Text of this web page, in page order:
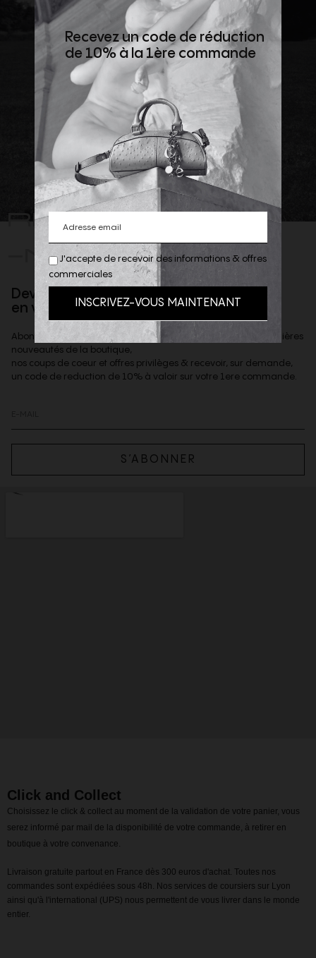
REJOIGNEZ
-NOUS
Devenez client privilège
en vous inscrivant à la newsletter
Abonnez-vous à notre newsletter afin d'être informé des dernières
nouveautés de la boutique,
nos coups de coeur et offres privilèges & recevoir, sur demande,
un code de reduction de 10% à valoir sur votre 1ere commande.
S’ABONNER
Click and Collect
Choisissez le click & collect au moment de la validation de votre panier, vous
serez informé par mail de la disponibilité de votre commande, à retirer en
boutique à votre convenance.
Livraison gratuite partout en France dès 300 euros d'achat. Toutes nos
commandes sont expédiées sous 48h. Nos services de coursiers sur Lyon
ainsi qu'à l'international (UPS) nous permettent de vous livrer dans le monde
entier.
J'accepte de recevoir des informations & offres
commerciales
Recevez un code de réduction
de 10% à la 1ère commande